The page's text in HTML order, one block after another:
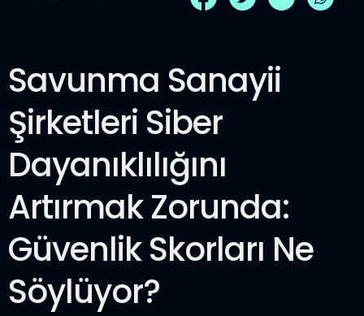
Savunma Sanayii
Şirketleri Siber
Dayanıklılığını
Artırmak Zorunda:
Güvenlik Skorları Ne
Söylüyor?